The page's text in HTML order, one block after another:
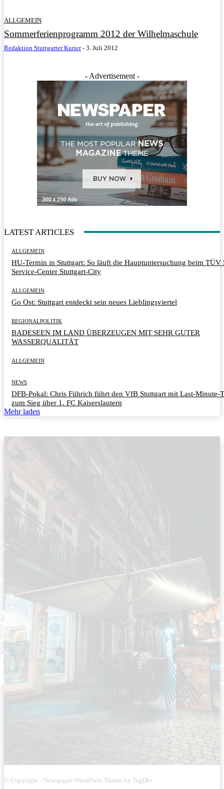
ALLGEMEIN
Sommerferienprogramm 2012 der Wilhelmaschule
Redaktion Stuttgarter Kurier - 3. Juli 2012
- Advertisement -
LATEST ARTICLES
ALLGEMEIN
HU-Termin in Stuttgart: So läuft die Hauptuntersuchung beim TÜV
Service-Center Stuttgart-City
ALLGEMEIN
Go Ost: Stuttgart entdeckt sein neues Lieblingsviertel
REGIONALPOLITIK
BADESEEN IM LAND ÜBERZEUGEN MIT SEHR GUTER
WASSERQUALITÄT
ALLGEMEIN
NEWS
DFB-Pokal: Chris Führich führt den VfB Stuttgart mit Last-Minute-
zum Sieg über 1. FC Kaiserslautern
Mehr laden
© Copyright - Newspaper WordPress Theme by TagDiv